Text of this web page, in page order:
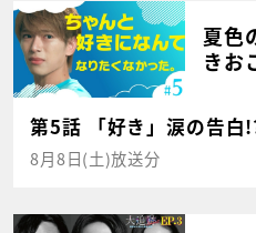
夏色
きお
第5話 「好き」涙の告白
8月8日(土)放送分